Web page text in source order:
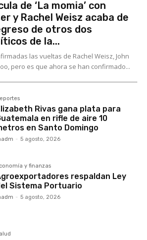
de ‘La momia’ con
y Rachel Weisz acaba de
de otros dos
de la...
las vueltas de Rachel Weisz, John
pero es que ahora se han confirmado...
Rivas gana plata para
en rifle de aire 10
en Santo Domingo
- 5 agosto, 2026
y finanzas
respaldan Ley
Sistema Portuario
- 5 agosto, 2026